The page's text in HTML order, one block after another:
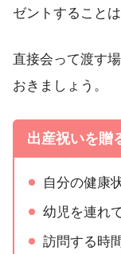
ゼントすること
直接会って渡す
おきましょう。
出産祝いを贈
自分の健康
幼児を連れ
訪問する時